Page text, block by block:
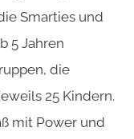
Smarties und
5 Jahren
die
25 Kindern.
mit Power und